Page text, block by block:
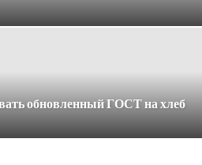
обновленный ГОСТ на хлеб